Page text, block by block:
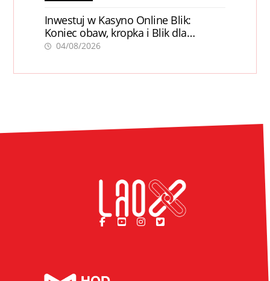
Inwestuj w Kasyno Online Blik:
Koniec obaw, kropka i Blik dla
pewności
04/08/2026